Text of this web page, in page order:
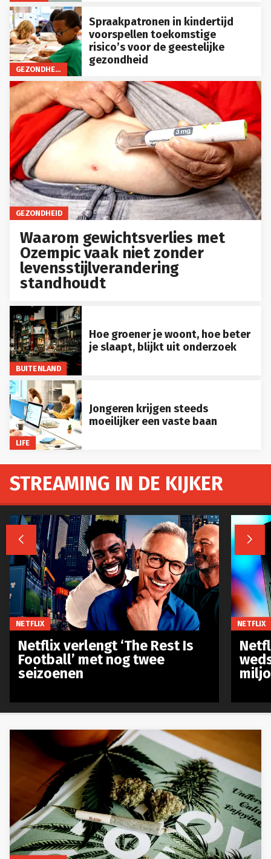
GEZONDHEID
Spraakpatronen in kindertijd
voorspellen toekomstige
risico’s voor de geestelijke
gezondheid
GEZONDHEID
Waarom gewichtsverlies met
Ozempic vaak niet zonder
levensstijlverandering
standhoudt
BUITENLAND
Hoe groener je woont, hoe beter
je slaapt, blijkt uit onderzoek
LIFE
Jongeren krijgen steeds
moeilijker een vaste baan
STREAMING IN DE KIJKER
 
NETFLIX
Netflix verlengt ‘The Rest Is
Football’ met nog twee
seizoenen
NETFLIX